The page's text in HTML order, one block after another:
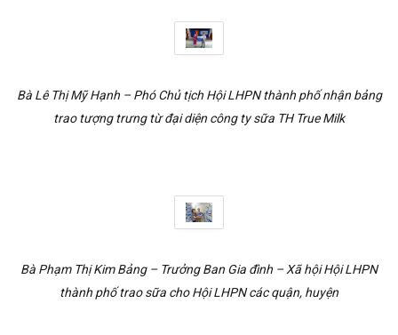
Bà Lê Thị Mỹ Hạnh – Phó Chủ tịch Hội LHPN thành phố nhận bảng
trao tượng trưng từ đại diện công ty sữa TH True Milk
Bà Phạm Thị Kim Bảng – Trưởng Ban Gia đình – Xã hội Hội LHPN
thành phố trao sữa cho Hội LHPN các quận, huyện